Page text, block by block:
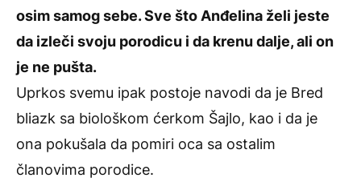
osim samog sebe. Sve što Anđelina želi jeste
da izleči svoju porodicu i da krenu dalje, ali on
je ne pušta.
Uprkos svemu ipak postoje navodi da je Bred
bliazk sa biološkom ćerkom Šajlo, kao i da je
ona pokušala da pomiri oca sa ostalim
članovima porodice.